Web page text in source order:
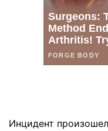
Инцидент